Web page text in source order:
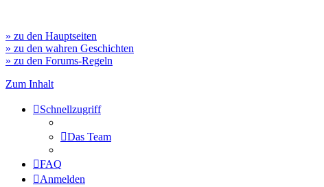
» zu den Hauptseiten
» zu den wahren Geschichten
» zu den Forums-Regeln
Zum Inhalt
Schnellzugriff
Das Team
FAQ
Anmelden